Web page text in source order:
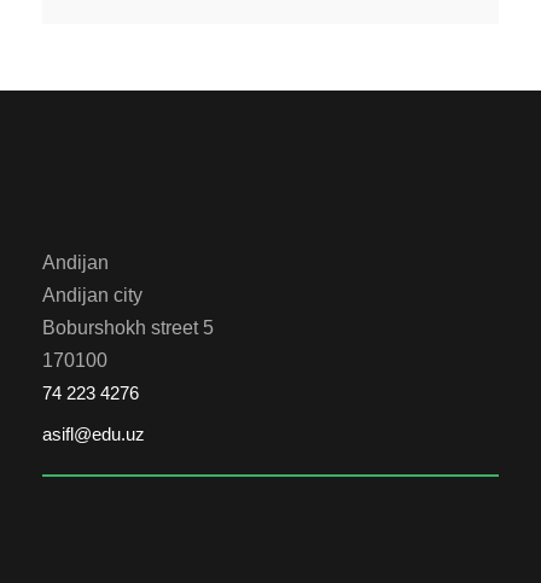
Andijan
Andijan city
Boburshokh street 5
170100
74 223 4276
asifl@edu.uz